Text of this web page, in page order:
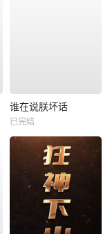
谁在说朕坏话
已完结